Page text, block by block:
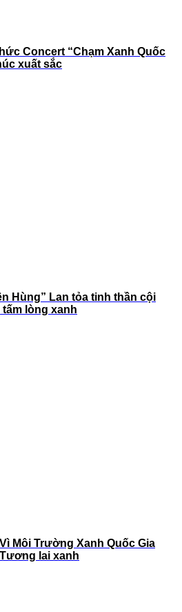
Concert “Chạm Xanh Quốc
xuất sắc
Hùng” Lan tỏa tinh thần cội
lòng xanh
Môi Trường Xanh Quốc Gia
lai xanh